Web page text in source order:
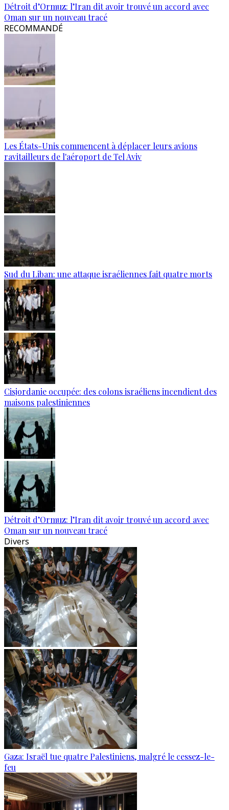
Détroit d’Ormuz: l’Iran dit avoir trouvé un accord avec
Oman sur un nouveau tracé
RECOMMANDÉ
Les États-Unis commencent à déplacer leurs avions
ravitailleurs de l'aéroport de Tel Aviv
Sud du Liban: une attaque israéliennes fait quatre morts
Cisjordanie occupée: des colons israéliens incendient des
maisons palestiniennes
Détroit d’Ormuz: l’Iran dit avoir trouvé un accord avec
Oman sur un nouveau tracé
Divers
Gaza: Israël tue quatre Palestiniens, malgré le cessez-le-
feu